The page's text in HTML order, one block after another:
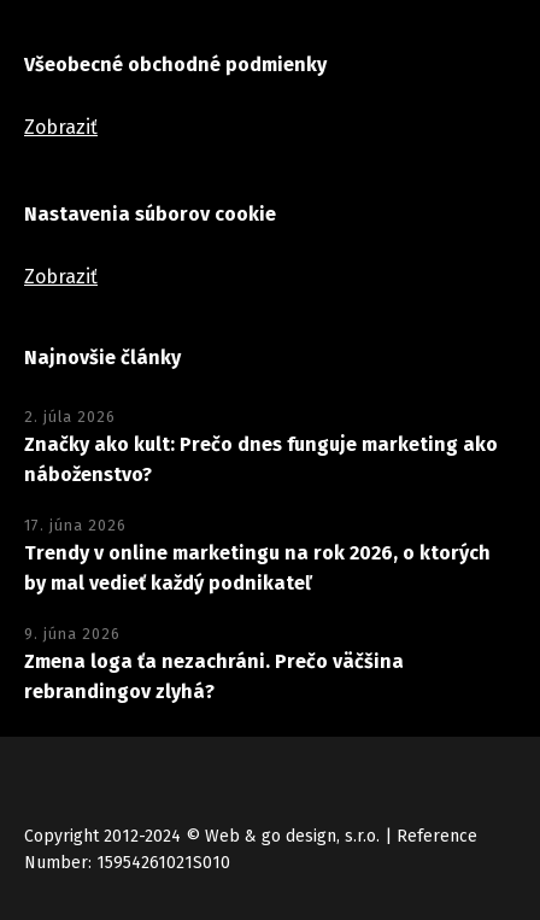
Všeobecné obchodné podmienky
Zobraziť
Nastavenia súborov cookie
Zobraziť
Najnovšie články
2. júla 2026
Značky ako kult: Prečo dnes funguje marketing ako
náboženstvo?
17. júna 2026
Trendy v online marketingu na rok 2026, o ktorých
by mal vedieť každý podnikateľ
9. júna 2026
Zmena loga ťa nezachráni. Prečo väčšina
rebrandingov zlyhá?
Copyright 2012-2024 © Web & go design, s.r.o. | Reference
Number: 15954261021S010